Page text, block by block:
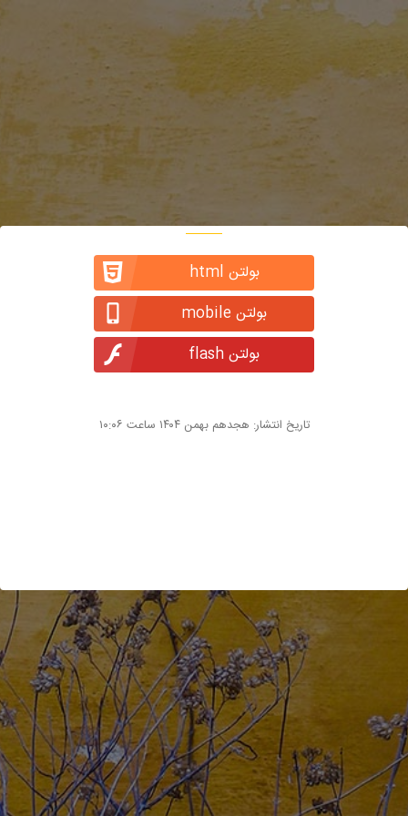
بولتن html
بولتن mobile
بولتن flash
تاریخ انتشار: هجدهم بهمن ۱۴۰۴ ساعت ۱۰:۰۶